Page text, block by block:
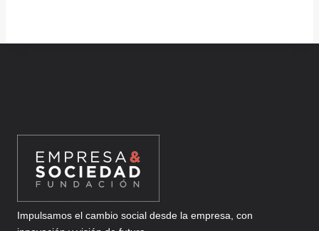
Impulsamos el cambio social desde la empresa, con